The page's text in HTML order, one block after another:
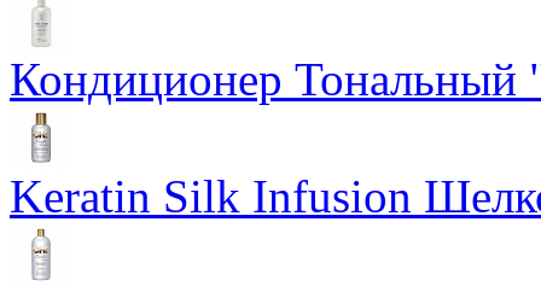
Кондиционер Тональный
Keratin Silk Infusion